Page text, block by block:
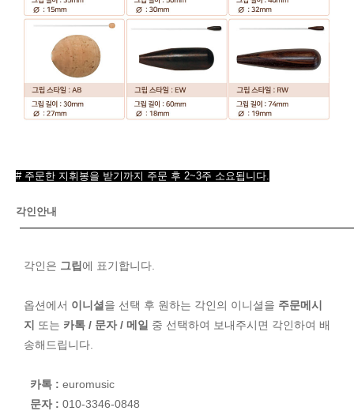
# 주문한 지휘봉을 받기까지 주문 후 2~3주 소요됩니다.
각인안내
각인은 그립 에 표기합니다.
옵션에서 이니셜 을 선택 후 원하는 각인의 이니셜을 주문메시
지
또는 카톡 / 문자 / 메일 중 선택하여 보내주시면 각인하여 배
송해드립니다.
카톡 : euromusic
문자 : 010-3346-0848